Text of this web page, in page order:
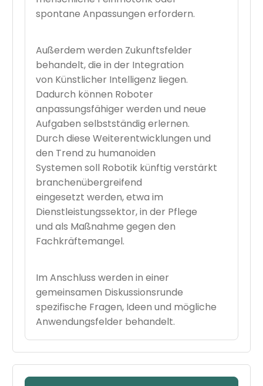
spontane Anpassungen erfordern.
Außerdem werden Zukunftsfelder
behandelt, die in der Integration
von Künstlicher Intelligenz liegen.
Dadurch können Roboter
anpassungsfähiger werden und neue
Aufgaben selbstständig erlernen.
Durch diese Weiterentwicklungen und
den Trend zu humanoiden
Systemen soll Robotik künftig verstärkt
branchenübergreifend
eingesetzt werden, etwa im
Dienstleistungssektor, in der Pflege
und als Maßnahme gegen den
Fachkräftemangel.
Im Anschluss werden in einer
gemeinsamen Diskussionsrunde
spezifische Fragen, Ideen und mögliche
Anwendungsfelder behandelt.